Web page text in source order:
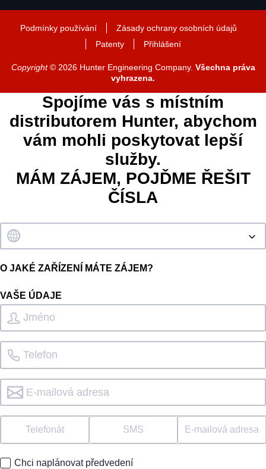
Podmínky používání
Zásady ochrany osobních údajů
Patenty
Přihlášení
Copyright© 2026 Hunter Engineering Company. Všechna práva
vyhrazena.
Spojíme vás s místním
distributorem Hunter, abychom
vám mohli poskytovat lepší
služby.
MÁM ZÁJEM, POJĎME ŘEŠIT
ČÍSLA
O JAKÉ ZAŘÍZENÍ MÁTE ZÁJEM?
VAŠE ÚDAJE
Telefonát SMS E-mailová adresa
Chci naplánovat předvedení